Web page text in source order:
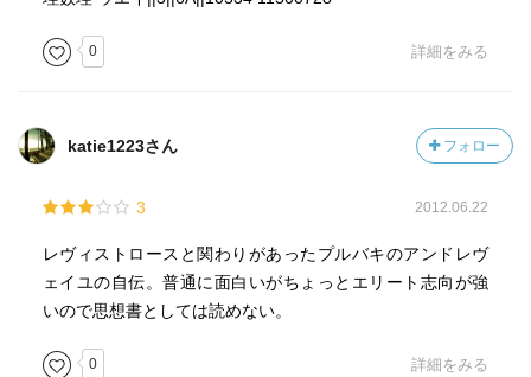
0 詳細をみる
katie1223さん フォロー
3 2012.06.22
レヴィストロースと関わりがあったプルバキのアンドレヴ
ェイユの自伝。普通に面白いがちょっとエリート志向が強
いので思想書としては読めない。
0 詳細をみる